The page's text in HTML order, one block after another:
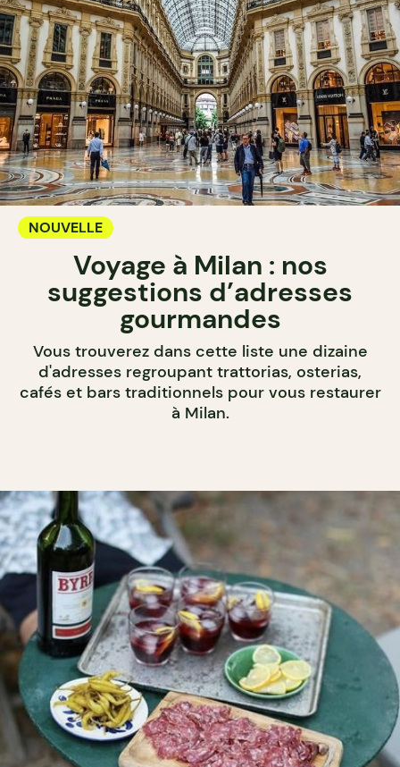
NOUVELLE
Voyage à Milan : nos
suggestions d’adresses
gourmandes
Vous trouverez dans cette liste une dizaine
d'adresses regroupant trattorias, osterias,
cafés et bars traditionnels pour vous restaurer
à Milan.